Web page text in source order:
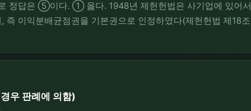
정답은 ⑤이다. ① 옳다. 1948년 제헌헌법은 사기업에 있어서
이익분배균점권을 기본권으로 인정하였다(제헌헌법 제18조
의 보장에 노력하여야 할 의무를 규정하였고, 1987년 제9차 개
우 판례에 의함)